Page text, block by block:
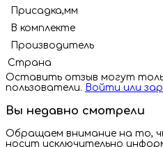
Присадка,мм
В комплекте
Производитель
Страна
Оставить отзыв могут
пользователи. Войти или
Вы недавно смотрели
Обращаем внимание на то,
носит исключительно